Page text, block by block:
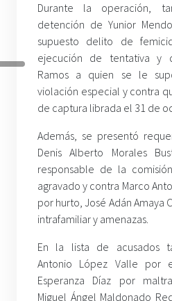
Durante la operación,
detención de Yunior
supuesto delito de
ejecución de tentativa y
Ramos a quien se le
violación especial y contra
de captura librada el 31 de
Además, se presentó
Denis Alberto Morales
responsable de la
agravado y contra Marco
por hurto, José Adán Amaya
intrafamiliar y amenazas.
En la lista de acusados
Antonio López Valle
Esperanza Díaz por
Miguel Ángel Maldonado